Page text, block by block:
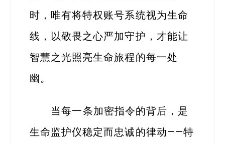
时，唯有将特权账号系统视为生命
线，以敬畏之心严加守护，才能让
智慧之光照亮生命旅程的每一处
幽。
当每一条加密指令的背后，是
生命监护仪稳定而忠诚的律动——特